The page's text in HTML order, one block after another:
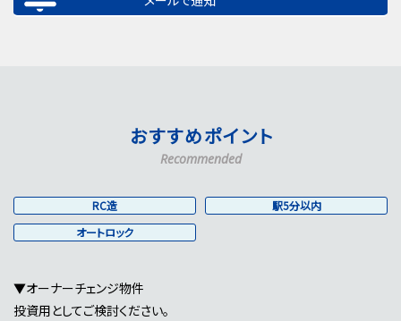
おすすめポイント
Recommended
RC造
駅5分以内
オートロック
▼オーナーチェンジ物件
投資用としてご検討ください。